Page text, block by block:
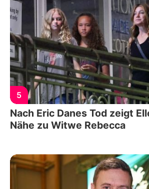
5
Nach Eric Danes Tod zeigt
Nähe zu Witwe Rebecca